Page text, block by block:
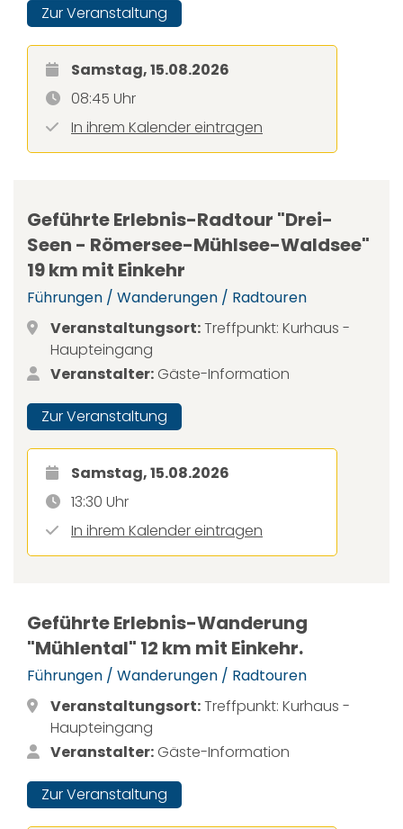
Zur Veranstaltung
Samstag, 15.08.2026
08:45 Uhr
In ihrem Kalender eintragen
Geführte Erlebnis-Radtour "Drei-
Seen - Römersee-Mühlsee-Waldsee"
19 km mit Einkehr
Führungen / Wanderungen / Radtouren
Veranstaltungsort:Treffpunkt: Kurhaus -
Haupteingang
Veranstalter: Gäste-Information
Zur Veranstaltung
Samstag, 15.08.2026
13:30 Uhr
In ihrem Kalender eintragen
Geführte Erlebnis-Wanderung
"Mühlental" 12 km mit Einkehr.
Führungen / Wanderungen / Radtouren
Veranstaltungsort:Treffpunkt: Kurhaus -
Haupteingang
Veranstalter: Gäste-Information
Zur Veranstaltung